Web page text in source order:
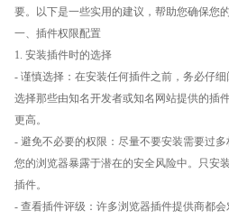
要。以下是一些实用的建议，帮助您确保您的
一、插件权限配置
1. 安装插件时的选择
- 谨慎选择：在安装任何插件之前，务必仔细
选择那些由知名开发者或知名网站提供的插
更高。
- 避免不必要的权限：尽量不要安装需要过
您的浏览器暴露于潜在的安全风险中。只安
插件。
- 查看插件评级：许多浏览器插件提供商都